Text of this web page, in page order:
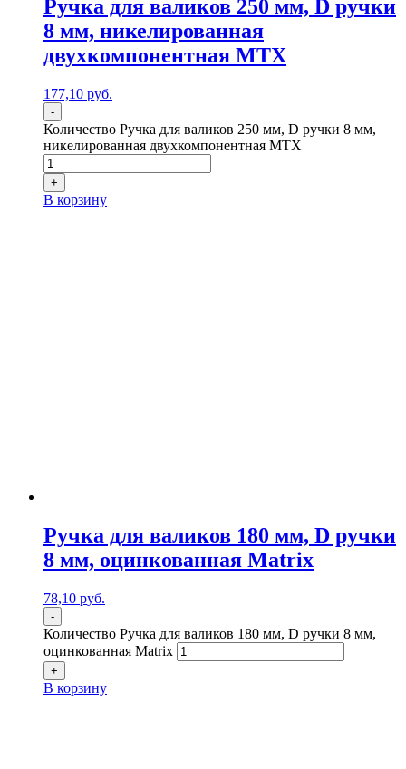
Ручка для валиков 250 мм, D ручки
8 мм, никелированная
двухкомпонентная MTX
177,10 руб.
-
Количество Ручка для валиков 250 мм, D ручки 8 мм,
никелированная двухкомпонентная MTX
+
В корзину
Ручка для валиков 180 мм, D ручки
8 мм, оцинкованная Matrix
78,10 руб.
-
Количество Ручка для валиков 180 мм, D ручки 8 мм,
оцинкованная Matrix
+
В корзину